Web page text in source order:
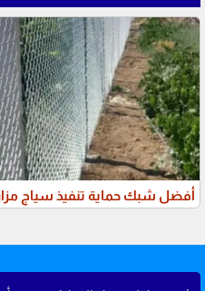
أفضل شبك حماية تنفيذ سياج مزارع